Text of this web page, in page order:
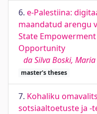
6. e-Palestiina:
maandatud arengu
State
Opportunity
da Silva Boski,
master's theses
7. Kohaliku
sotsiaaltoetuste ja -